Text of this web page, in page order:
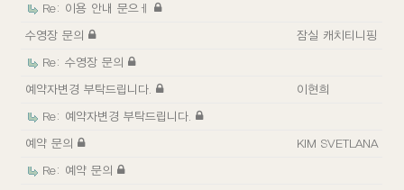
Re: 이용 안내 문으ㅔ
수영장 문의
잠실 캐치티니핑
Re: 수영장 문의
예약자변경 부탁드립니다.
이현희
Re: 예약자변경 부탁드립니다.
예약 문의
KIM SVETLANA
Re: 예약 문의